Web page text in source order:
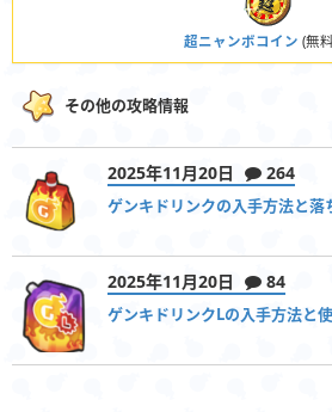
超ニャンボコイン (無
その他の攻略情報
2025年11月20日 264
ゲンキドリンクの入手方法と落
2025年11月20日 84
ゲンキドリンクLの入手方法と